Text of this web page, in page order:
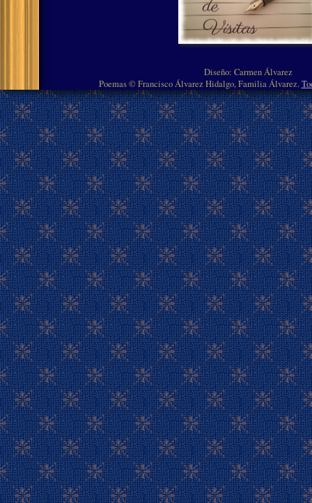
Diseño: Carmen Álvarez
Poemas © Francisco Álvarez Hidalgo, Familia Álvarez.